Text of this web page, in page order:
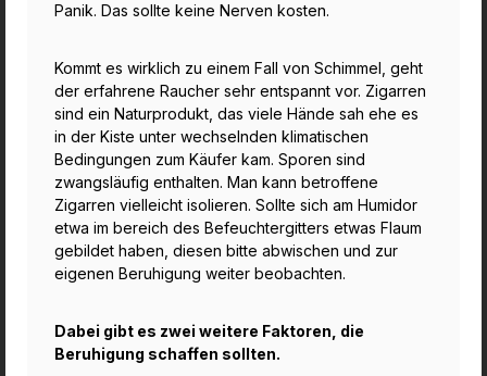
Panik. Das sollte keine Nerven kosten.
Kommt es wirklich zu einem Fall von Schimmel, geht
der erfahrene Raucher sehr entspannt vor. Zigarren
sind ein Naturprodukt, das viele Hände sah ehe es
in der Kiste unter wechselnden klimatischen
Bedingungen zum Käufer kam. Sporen sind
zwangsläufig enthalten. Man kann betroffene
Zigarren vielleicht isolieren. Sollte sich am Humidor
etwa im bereich des Befeuchtergitters etwas Flaum
gebildet haben, diesen bitte abwischen und zur
eigenen Beruhigung weiter beobachten.
Dabei gibt es zwei weitere Faktoren, die
Beruhigung schaffen sollten.